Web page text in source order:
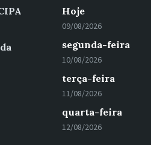
Hoje
09/08/2026
segunda-feira
10/08/2026
terça-feira
11/08/2026
quarta-feira
12/08/2026